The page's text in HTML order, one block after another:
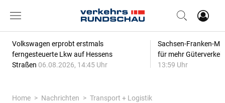
Volkswagen erprobt erstmals
ferngesteuerte Lkw auf Hessens
Straßen 06.08.2026, 14:45 Uhr
Sachsen-Franken-
für mehr
13:59 Uhr
Home Nachrichten
Transport + Logistik